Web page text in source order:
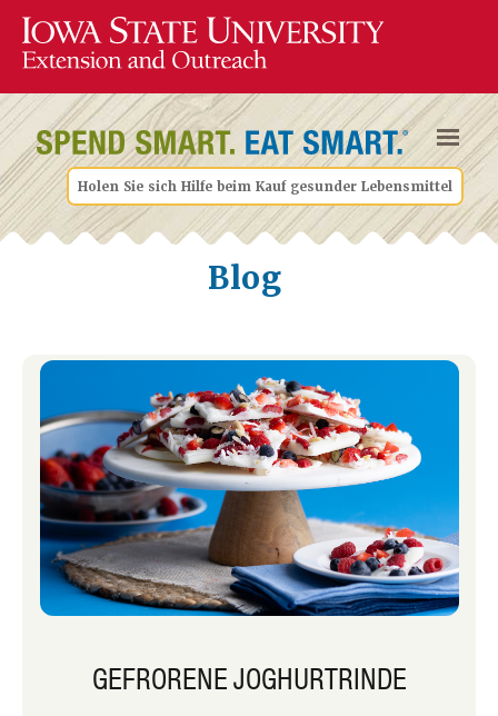
Holen Sie sich Hilfe beim Kauf gesunder Lebensmittel
Blog
GEFRORENE JOGHURTRINDE